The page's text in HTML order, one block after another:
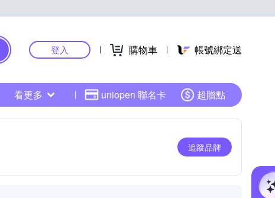
登入 購物車 帳號綁定送
看更多 uniopen 聯名卡 超贈點
追蹤品牌